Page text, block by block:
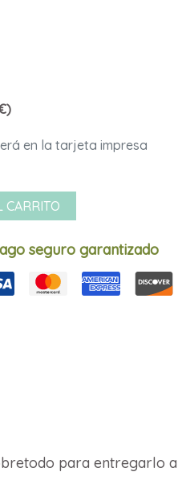
CARRITO
seguro garantizado
para entregarlo